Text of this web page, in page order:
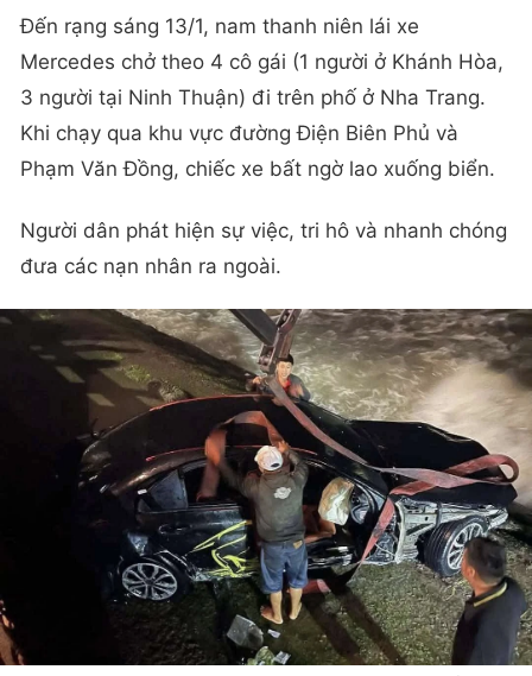
Đến rạng sáng 13/1, nam thanh niên lái xe
Mercedes chở theo 4 cô gái (1 người ở Khánh Hòa,
3 người tại Ninh Thuận) đi trên phố ở Nha Trang.
Khi chạy qua khu vực đường Điện Biên Phủ và
Phạm Văn Đồng, chiếc xe bất ngờ lao xuống biển.
Người dân phát hiện sự việc, tri hô và nhanh chóng
đưa các nạn nhân ra ngoài.